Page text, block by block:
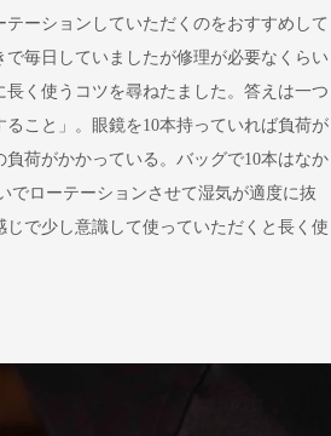
ーションしていただくのをおすすめして
毎日していましたが修理が必要なくらい
く使うコツを尋ねたました。答えは一つ
こと」。眼鏡を10本持っていれば負荷が
負荷がかかっている。バッグで10本はなか
でローテーションさせて湿気が適度に抜
で少し意識して使っていただくと長く使